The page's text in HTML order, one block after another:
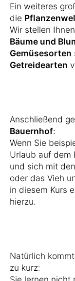
Ein weiteres
die
Wir stellen
Bäume und
Gemüsesorten
Getreidearten
Anschließend
Bauernhof:
Wenn Sie
Urlaub auf dem
und sich mit
oder das Vieh
in diesem Kurs
hierzu.
Natürlich
zu kurz: